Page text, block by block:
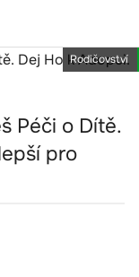
Rodičovství
Péči o Dítě.
pro